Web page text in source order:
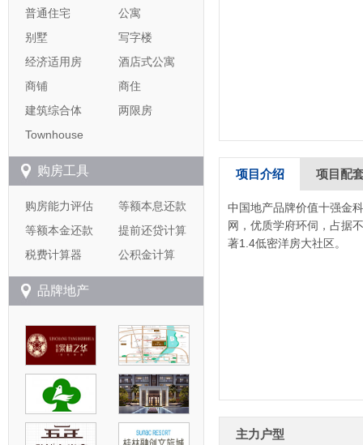
普通住宅
公寓
别墅
写字楼
经济适用房
酒店式公寓
商铺
商住
建筑综合体
两限房
Townhouse
购房工具
购房能力评估
等额本息还款
等额本金还款
提前还贷计算
税费计算器
公积金计算
品牌地产
项目介绍 项目配
中国地产品牌价值十强金
网，优质学府环伺，占据
著1.4低密洋房大社区。
主力户型